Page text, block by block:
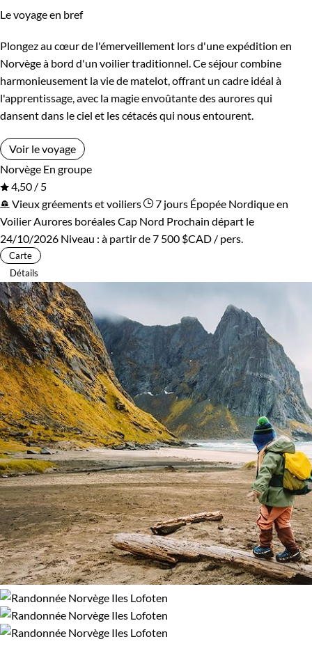
Le voyage en bref
Plongez au cœur de l'émerveillement lors d'une expédition en
Norvège à bord d'un voilier traditionnel. Ce séjour combine
harmonieusement la vie de matelot, offrant un cadre idéal à
l'apprentissage, avec la magie envoûtante des aurores qui
dansent dans le ciel et les cétacés qui nous entourent.
Voir le voyage
Norvège En groupe
4,50 / 5
Vieux gréements et voiliers
7 jours Épopée Nordique en
Voilier Aurores boréales Cap Nord Prochain départ le
24/10/2026 Niveau : à partir de7 500 $CAD / pers.
Carte
Détails